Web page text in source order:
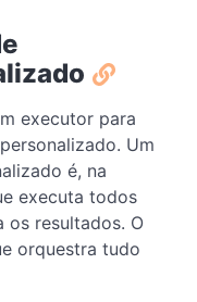
executor para
Um
é, na
executa todos
os resultados. O
orquestra tudo